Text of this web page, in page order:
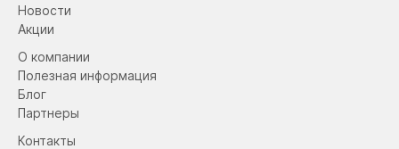
Новости
Акции
О компании
Полезная информация
Блог
Партнеры
Контакты